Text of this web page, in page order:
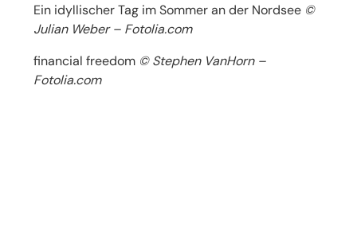
Ein idyllischer Tag im Sommer an der Nordsee ©
Julian Weber – Fotolia.com
financial freedom © Stephen VanHorn –
Fotolia.com